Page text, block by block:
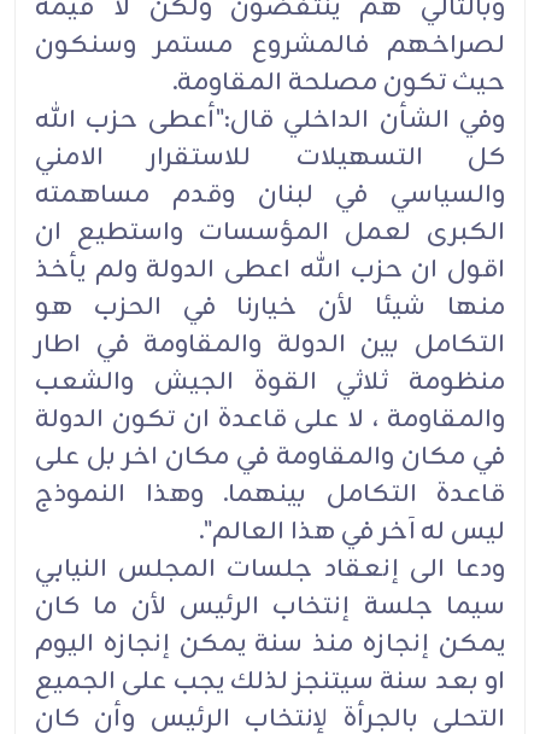
لصراخهم فالمشروع مستمر وسنكون
حيث تكون مصلحة المقاومة.
وفي الشأن الداخلي قال:"أعطى حزب الله
كل التسهيلات للاستقرار الامني
والسياسي في لبنان وقدم مساهمته
الكبرى لعمل المؤسسات واستطيع ان
اقول ان حزب الله اعطى الدولة ولم يأخذ
منها شيئا لأن خيارنا في الحزب هو
التكامل بين الدولة والمقاومة في اطار
منظومة ثلاثي القوة الجيش والشعب
والمقاومة ، لا على قاعدة ان تكون الدولة
في مكان والمقاومة في مكان اخر بل على
قاعدة التكامل بينهما. وهذا النموذج
ليس له آخر في هذا العالم".
ودعا الى إنعقاد جلسات المجلس النيابي
سيما جلسة إنتخاب الرئيس لأن ما كان
يمكن إنجازه منذ سنة يمكن إنجازه اليوم
او بعد سنة سيتنجز لذلك يجب على الجميع
التحلي بالجرأة لإنتخاب الرئيس وأن كان